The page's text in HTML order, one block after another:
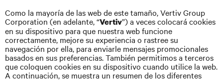
Como la mayoría de las web de este tamaño, Vertiv Group
Corporation (en adelante, “Vertiv”) a veces colocará cookies
en su dispositivo para que nuestra web funcione
correctamente, mejore su experiencia o rastree su
navegación por ella, para enviarle mensajes promocionales
basados en sus preferencias. También permitimos a terceros
que coloquen cookies en su dispositivo cuando utilice la web.
A continuación, se muestra un resumen de los diferentes